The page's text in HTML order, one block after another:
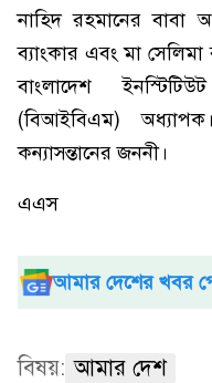
নাহিদ রহমানের বাবা
ব্যাংকার এবং মা
বাংলাদেশ
(বিআইবিএম)
কন্যাসন্তানের জননী।
এএস
আমার দেশের খবর
বিষয়: আমার দেশ